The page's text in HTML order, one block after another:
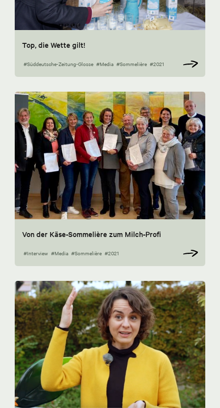
Top, die Wette gilt!
#Süddeutsche-Zeitung-Glosse #Media #Sommelière #2021
Von der Käse-Sommelière zum Milch-Profi
#Interview #Media #Sommelière #2021